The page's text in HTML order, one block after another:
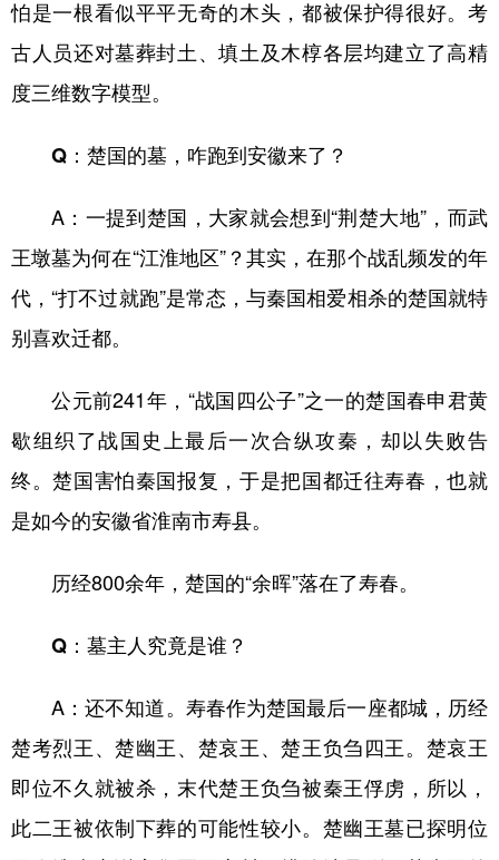
怕是一根看似平平无奇的木头，都被保护得很好。考
古人员还对墓葬封土、填土及木椁各层均建立了高精
度三维数字模型。
Q：楚国的墓，咋跑到安徽来了？
A：一提到楚国，大家就会想到“荆楚大地”，而武
王墩墓为何在“江淮地区”？其实，在那个战乱频发的年
代，“打不过就跑”是常态，与秦国相爱相杀的楚国就特
别喜欢迁都。
公元前241年，“战国四公子”之一的楚国春申君黄
歇组织了战国史上最后一次合纵攻秦，却以失败告
终。楚国害怕秦国报复，于是把国都迁往寿春，也就
是如今的安徽省淮南市寿县。
历经800余年，楚国的“余晖”落在了寿春。
Q：墓主人究竟是谁？
A：还不知道。寿春作为楚国最后一座都城，历经
楚考烈王、楚幽王、楚哀王、楚王负刍四王。楚哀王
即位不久就被杀，末代楚王负刍被秦王俘虏，所以，
此二王被依制下葬的可能性较小。楚幽王墓已探明位